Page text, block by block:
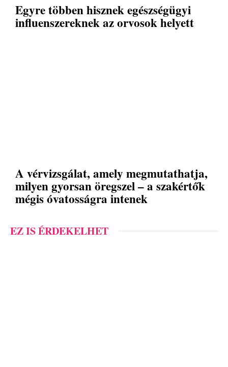
Egyre többen hisznek egészségügyi
influenszereknek az orvosok helyett
A vérvizsgálat, amely megmutathatja,
milyen gyorsan öregszel – a szakértők
mégis óvatosságra intenek
EZ IS ÉRDEKELHET